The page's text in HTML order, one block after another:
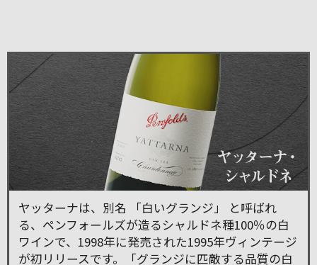
ヤッターナは、別名 「白いグランジ」 と呼ばれ
る、ペンフォールズが造るシャルドネ種100％の白
ワインで、1998年に発売された1995年ヴィンテージ
が初リリースです。「グランジに匹敵する品質の白